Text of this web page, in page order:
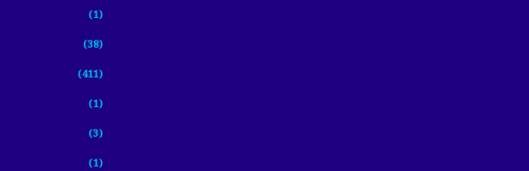
(1)
(38)
(411)
(1)
(3)
(1)